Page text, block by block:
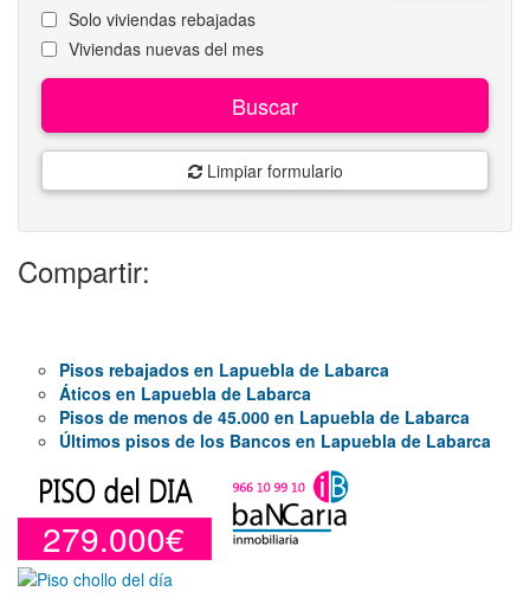
Solo viviendas rebajadas
Viviendas nuevas del mes
Buscar
Limpiar formulario
Compartir:
Pisos rebajados en Lapuebla de Labarca
Áticos en Lapuebla de Labarca
Pisos de menos de 45.000 en Lapuebla de Labarca
Últimos pisos de los Bancos en Lapuebla de Labarca
279.000€